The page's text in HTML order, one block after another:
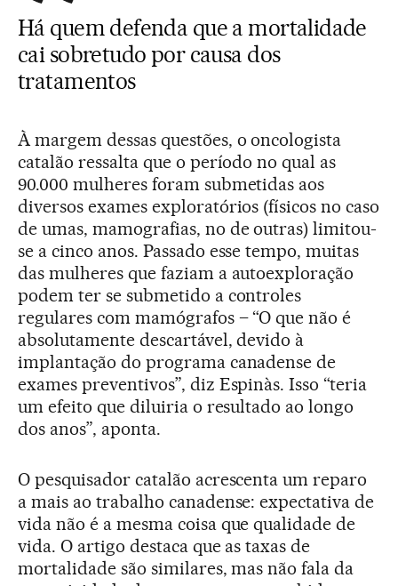
Há quem defenda que a mortalidade
cai sobretudo por causa dos
tratamentos
À margem dessas questões, o oncologista
catalão ressalta que o período no qual as
90.000 mulheres foram submetidas aos
diversos exames exploratórios (físicos no caso
de umas, mamografias, no de outras) limitou-
se a cinco anos. Passado esse tempo, muitas
das mulheres que faziam a autoexploração
podem ter se submetido a controles
regulares com mamógrafos – “O que não é
absolutamente descartável, devido à
implantação do programa canadense de
exames preventivos”, diz Espinàs. Isso “teria
um efeito que diluiria o resultado ao longo
dos anos”, aponta.
O pesquisador catalão acrescenta um reparo
a mais ao trabalho canadense: expectativa de
vida não é a mesma coisa que qualidade de
vida. O artigo destaca que as taxas de
mortalidade são similares, mas não fala da